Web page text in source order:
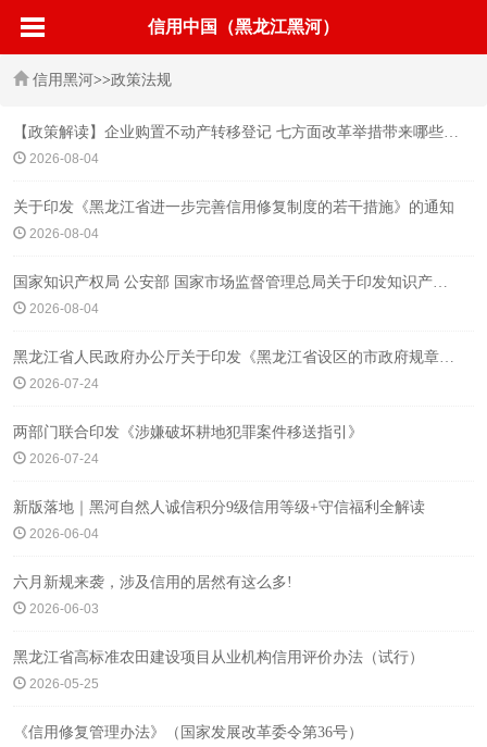
信用中国（黑龙江黑河）
信用黑河>>政策法规
【政策解读】企业购置不动产转移登记 七方面改革举措带来哪些新便利
2026-08-04
关于印发《黑龙江省进一步完善信用修复制度的若干措施》的通知
2026-08-04
国家知识产权局 公安部 国家市场监督管理总局关于印发知识产权代理行业“整治规范年”行动方案的通知
2026-08-04
黑龙江省人民政府办公厅关于印发《黑龙江省设区的市政府规章备案审查规定》的通知
2026-07-24
两部门联合印发《涉嫌破坏耕地犯罪案件移送指引》
2026-07-24
新版落地｜黑河自然人诚信积分9级信用等级+守信福利全解读
2026-06-04
六月新规来袭，涉及信用的居然有这么多!
2026-06-03
黑龙江省高标准农田建设项目从业机构信用评价办法（试行）
2026-05-25
《信用修复管理办法》（国家发展改革委令第36号）